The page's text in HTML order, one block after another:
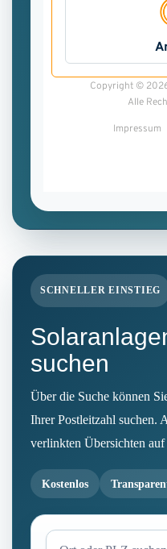
SCHNELLER EINSTIEG
suchen
Über die Suche können
Ihrer Postleitzahl suchen.
verlinkten Übersichten auf
Kostenlos